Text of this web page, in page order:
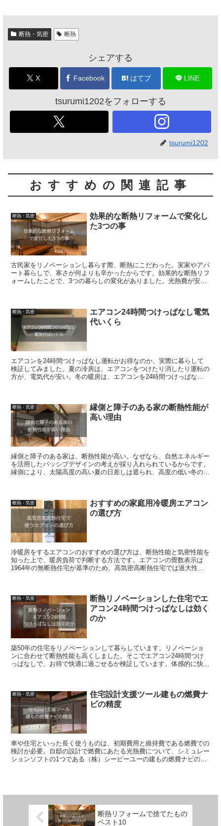
断熱・気密 断熱
シェアする
X Facebook はてブ LINE
tsurumi1202をフォローする
tsurumi1202
おすすめの関連記事
断熱・気密
効果的な断熱リフォームで変化し
た3つの事
古民家をリノベーションし暮らす際、断熱にこだわった。実家やアパ
ート暮らしで、寒さが何よりも辛かったからです。効果的な断熱リフ
ォームしたことで、3つの暮らしの変化がありました。光熱費が安く
断熱・気密
エアコン24時間つけっぱなし電気
代いくら
エアコンを24時間つけっぱなし運転がお得なのか、実際に暮らして
検証してみました。夏の冷房は、エアコンをつけたり消したり運転の
方が、電気代が安い。冬の暖房は、エアコンを24時間つけっぱなし
断熱・気密
縁側と障子のある家の断熱性能が
高い理由
縁側と障子のある家は、断熱性能が高い。なぜなら、自然エネルギー
を活用したパッシブデザインの考えが採り入れられているからです。
縁側により、太陽高度の高い夏の日差しは遮られ、高度の低い冬の日
断熱・気密
おすすめの家庭用冷暖房エアコン
の選び方
冷暖房をするエアコンのおすすめの選び方は、断熱性能と気密性能を
知った上で、暖房負荷で判断する方法です。エアコンの畳数表示は
1964年の無断熱住宅が基準のため、高気密高断熱住宅では過大性能
断熱・気密
断熱リノベーションした住宅でエ
アコン24時間つけっぱなしは効く
のか
築50年の住宅をリノベーションして暮らしています。リノベーショ
ンに合わせて断熱性能も高くしました。そこでエアコン24時間つけ
っぱなしで、お得で快適に過ごせるか検証しています。体感的に快適
断熱・気密
住宅設計支援ツール建もの燃費ナ
ビの精度
車や住宅といった長く使うものは、初期費用と維持費である燃費での
検討が必要。自邸の設計で燃費にあたる光熱費について、シミュレー
ションソフトの1つである（株）シーピーユーの建もの燃費ナビの精
断熱リフォームで捨てたもの
ベスト10